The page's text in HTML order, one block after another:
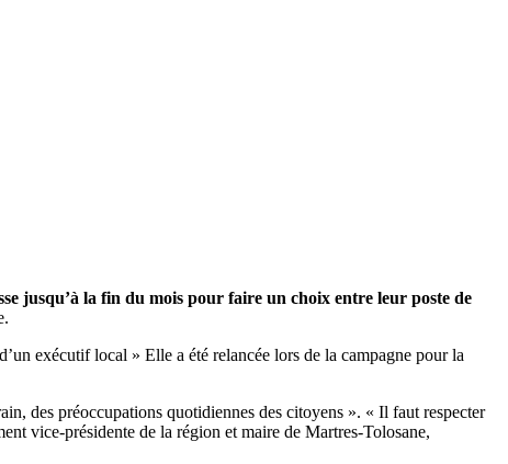
jusqu’à la fin du mois pour faire un choix entre leur poste de
exécutif local » Elle a été relancée lors de la campagne pour la
des préoccupations quotidiennes des citoyens ». « Il faut respecter
vice-présidente de la région et maire de Martres-Tolosane,